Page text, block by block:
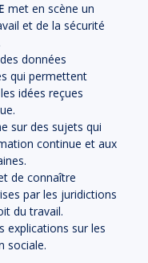
met en scène un
et de la sécurité
données
qui permettent
idées reçues
sur des sujets qui
continue et aux
de connaître
par les juridictions
du travail.
explications sur les
sociale.